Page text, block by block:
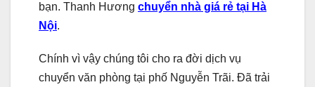
bạn. Thanh Hương chuyển nhà giá rẻ tại Hà
Nội.
Chính vì vậy chúng tôi cho ra đời dịch vụ
chuyển văn phòng tại phố Nguyễn Trãi. Đã trải